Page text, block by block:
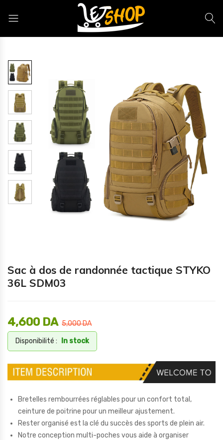
Sac à dos de randonnée tactique STYKO
36L SDM03
5,000DA
4,600 DA
Disponibilité : In stock
Bretelles rembourrées réglables pour un confort total,
ceinture de poitrine pour un meilleur ajustement.
Rester organisé est la clé du succès des sports de plein air.
Notre conception multi-poches vous aide à organiser